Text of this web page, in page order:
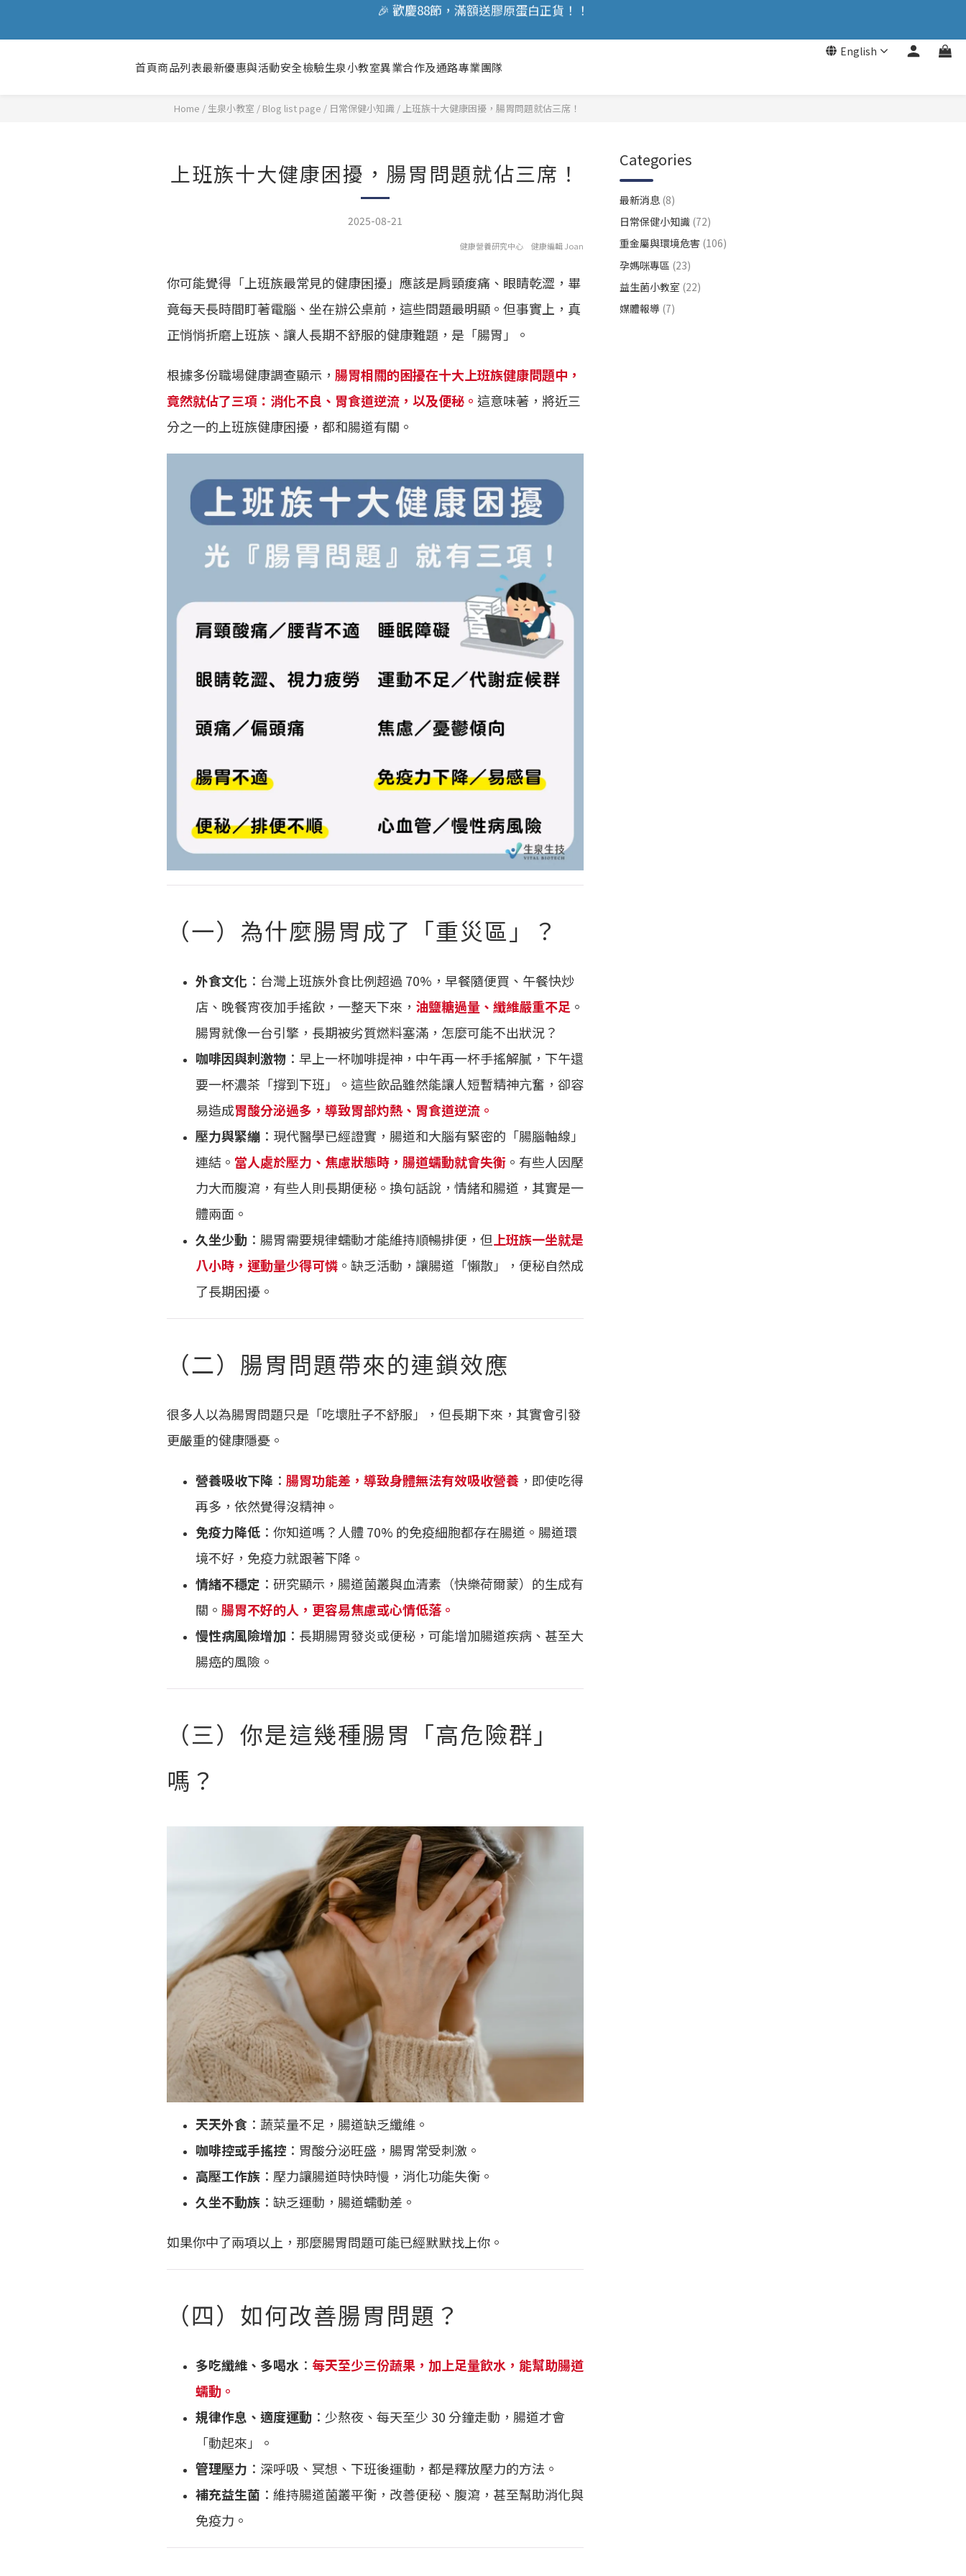
🎉 歡慶88節，滿額送膠原蛋白正貨！！
立即加入會員享『300元』購物金
🎉 歡慶88節，滿額送膠原蛋白正貨！！ English
首頁商品列表最新優惠與活動安全檢驗生泉小教室異業合作及通路專業團隊
Home / Blog list page / 日常保健小知識 /上班族十大健康困擾，腸胃問題就佔三席！
上班族十大健康困擾，腸胃問題就佔三席！
2025-08-21
健康營養研究中心 健康編輯 Joan
你可能覺得「上班族最常見的健康困擾」應該是肩頸痠痛、眼睛乾澀，畢
竟每天長時間盯著電腦、坐在辦公桌前，這些問題最明顯。但事實上，真
正悄悄折磨上班族、讓人長期不舒服的健康難題，是「腸胃」。
根據多份職場健康調查顯示， 腸胃相關的困擾在十大上班族健康問題中，
竟然就佔了三項：消化不良、胃食道逆流，以及便秘。 這意味著，將近三
分之一的上班族健康困擾，都和腸道有關。
（一）為什麼腸胃成了「重災區」？
外食文化 ：台灣上班族外食比例超過 70%，早餐隨便買、午餐快炒
店、晚餐宵夜加手搖飲，一整天下來， 油鹽糖過量、纖維嚴重不足 。
腸胃就像一台引擎，長期被劣質燃料塞滿，怎麼可能不出狀況？
咖啡因與刺激物 ：早上一杯咖啡提神，中午再一杯手搖解膩，下午還
要一杯濃茶「撐到下班」。這些飲品雖然能讓人短暫精神亢奮，卻容
易造成胃酸分泌過多，導致胃部灼熱、胃食道逆流。
壓力與緊繃 ：現代醫學已經證實，腸道和大腦有緊密的「腸腦軸線」
連結。 當人處於壓力、焦慮狀態時，腸道蠕動就會失衡 。有些人因壓
力大而腹瀉，有些人則長期便秘。換句話說，情緒和腸道，其實是一
體兩面。
久坐少動 ：腸胃需要規律蠕動才能維持順暢排便，但上班族一坐就是
八小時，運動量少得可憐 。缺乏活動，讓腸道「懶散」，便秘自然成
了長期困擾。
（二）腸胃問題帶來的連鎖效應
很多人以為腸胃問題只是「吃壞肚子不舒服」，但長期下來，其實會引發
更嚴重的健康隱憂。
營養吸收下降 ： 腸胃功能差，導致身體無法有效吸收營養 ，即使吃得
再多，依然覺得沒精神。
免疫力降低 ：你知道嗎？人體 70% 的免疫細胞都存在腸道。腸道環
境不好，免疫力就跟著下降。
情緒不穩定 ：研究顯示，腸道菌叢與血清素（快樂荷爾蒙）的生成有
關。 腸胃不好的人，更容易焦慮或心情低落。
慢性病風險增加 ：長期腸胃發炎或便秘，可能增加腸道疾病、甚至大
腸癌的風險。
（三）你是這幾種腸胃「高危險群」
嗎？
天天外食 ：蔬菜量不足，腸道缺乏纖維。
咖啡控或手搖控 ：胃酸分泌旺盛，腸胃常受刺激。
高壓工作族 ：壓力讓腸道時快時慢，消化功能失衡。
久坐不動族 ：缺乏運動，腸道蠕動差。
如果你中了兩項以上，那麼腸胃問題可能已經默默找上你。
（四）如何改善腸胃問題？
多吃纖維、多喝水 ： 每天至少三份蔬果，加上足量飲水，能幫助腸道
蠕動。
規律作息、適度運動 ：少熬夜、每天至少 30 分鐘走動，腸道才會
「動起來」。
管理壓力 ：深呼吸、冥想、下班後運動，都是釋放壓力的方法。
補充益生菌 ：維持腸道菌叢平衡，改善便秘、腹瀉，甚至幫助消化與
免疫力。
Categories
最新消息 (8)
日常保健小知識 (72)
重金屬與環境危害 (106)
孕媽咪專區 (23)
益生菌小教室 (22)
媒體報導 (7)